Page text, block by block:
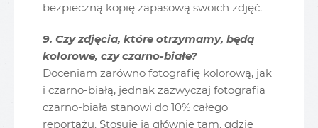
bezpieczną kopię zapasową swoich zdjęć.
9. Czy zdjęcia, które otrzymamy, będą
kolorowe, czy czarno-białe?
Doceniam zarówno fotografię kolorową, jak
i czarno-białą, jednak zazwyczaj fotografia
czarno-biała stanowi do 10% całego
reportażu. Stosuję ją głównie tam, gdzie